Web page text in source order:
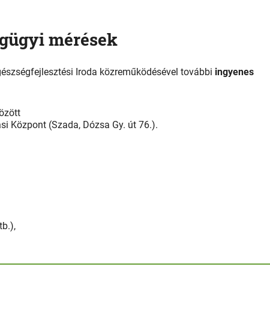
mérések
Iroda közreműködésével további ingyenes
Központ (Szada, Dózsa Gy. út 76.).